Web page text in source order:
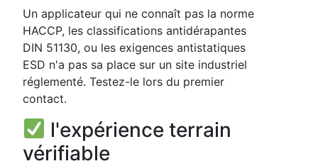
Un applicateur qui ne connaît pas la norme
HACCP, les classifications antidérapantes
DIN 51130, ou les exigences antistatiques
ESD n'a pas sa place sur un site industriel
réglementé. Testez-le lors du premier
contact.
l'expérience terrain
vérifiable